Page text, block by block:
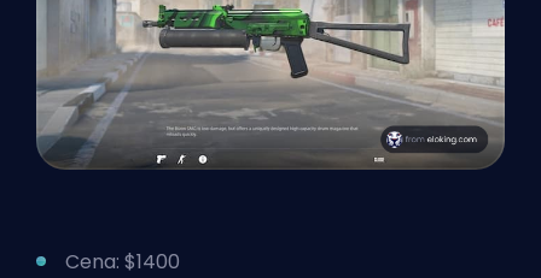
Cena: $1400